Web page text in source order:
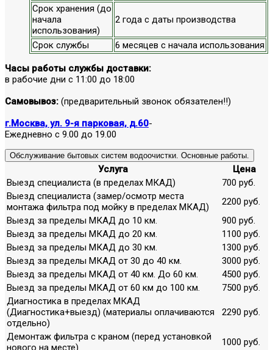
Срок хранения (до
начала
использования)
2 года с даты производства
Срок службы 6 месяцев с начала использования
Часы работы службы доставки:
в рабочие дни с 11:00 до 18:00
Самовывоз: (предварительный звонок обязателен!!)
г.Москва, ул. 9-я парковая, д.60-
Ежедневно с 9.00 до 19.00
Обслуживание бытовых систем водоочистки. Основные работы.
Услуга
Цена
Выезд специалиста (в пределах МКАД)
700 руб.
Выезд специалиста (замер/осмотр места
монтажа фильтра под мойку в пределах МКАД)
2200 руб.
Выезд за пределы МКАД до 10 км.
900 руб.
Выезд за пределы МКАД до 20 км.
1100 руб.
Выезд за пределы МКАД до 30 км.
1300 руб.
Выезд за пределы МКАД от 30 до 40 км.
3000 руб.
Выезд за пределы МКАД от 40 км. До 60 км.
4500 руб.
Выезд за пределы МКАД от 60 км до 100 км.
7500 руб.
Диагностика в пределах МКАД
(Диагностика+выезд) (материалы оплачиваются
отдельно)
2290 руб.
Демонтаж фильтра с краном (перед установкой
нового на месте)
1000 руб.